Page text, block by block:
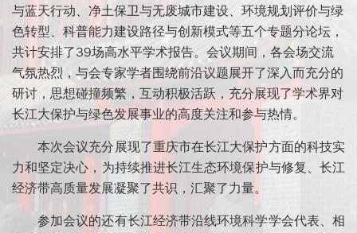
与蓝天行动、净土保卫与无废城市建设、环境规划评价与绿
色转型、科普能力建设路径与创新模式等五个专题分论坛，
共计安排了39场高水平学术报告。会议期间，各会场交流
气氛热烈，与会专家学者围绕前沿议题展开了深入而充分的
研讨，思想碰撞频繁，互动积极活跃，充分展现了学术界对
长江大保护与绿色发展事业的高度关注和参与热情。
本次会议充分展现了重庆市在长江大保护方面的科技实
力和坚定决心，为持续推进长江生态环境保护与修复、长江
经济带高质量发展凝聚了共识，汇聚了力量。
参加会议的还有长江经济带沿线环境科学学会代表、相